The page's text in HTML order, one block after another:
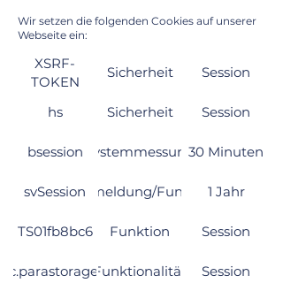
Wir setzen die folgenden Cookies auf unserer
Webseite ein:
XSRF-
TOKEN
Sicherheit Session
hs Sicherheit Session
bsession Systemmessung30 Minuten
svSession
Nutzeranmeldung/Funktionalität
1 Jahr
TS01fb8bc6 Funktion Session
Funktionalität Session